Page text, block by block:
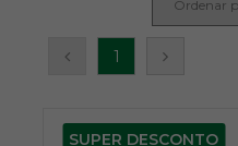
1
SUPER DESCONTO